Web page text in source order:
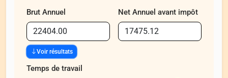
Brut Annuel Net Annuel avant impôt
Voir résultats
Temps de travail